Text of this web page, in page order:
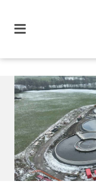
site
menu
aller au
contenu